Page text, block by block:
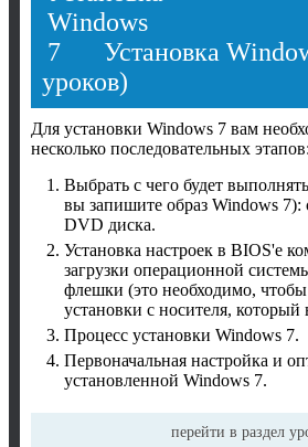
Установка
уроков)
Для установки Windows 7 вам
несколько последовательных этапов:
Выбрать с чего будет
вы запишите образ Windows
DVD диска.
Установка настроек в BIOS'е
загрузки операционной
флешки (это необходимо, чтобы
установки с носителя,
Процесс установки Windows 7.
Первоначальная настройка и
установленной Windows 7.
перейти в раздел